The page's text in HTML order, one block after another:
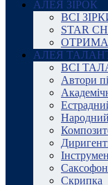
АЛЕЯ ЗІРОК
ВСІ
STAR
АЛЕЯ
ВСІ
Автори
Народний
Саксофон
Скрипка